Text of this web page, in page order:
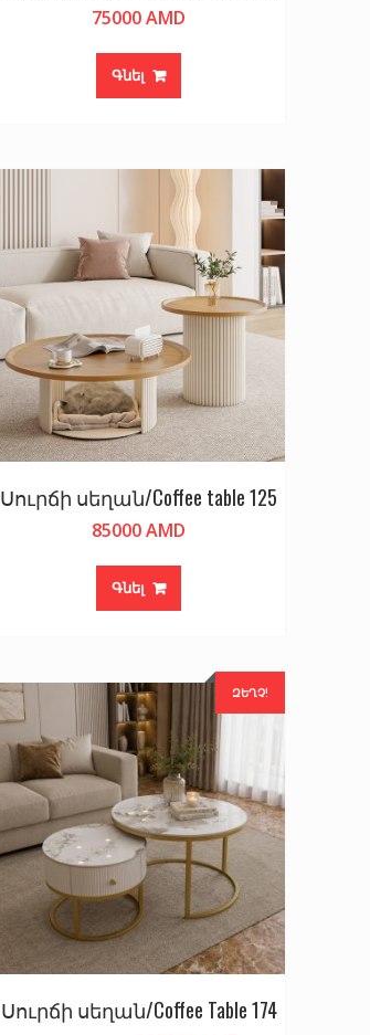
75000AMD
Գնել
Սուրճի սեղան/Coffee table 125
85000AMD
Գնել
ԶԵՂՉ!
Սուրճի սեղան/Coffee Table 174